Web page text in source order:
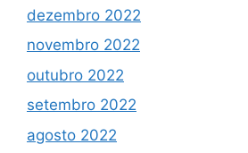
dezembro 2022
novembro 2022
outubro 2022
setembro 2022
agosto 2022